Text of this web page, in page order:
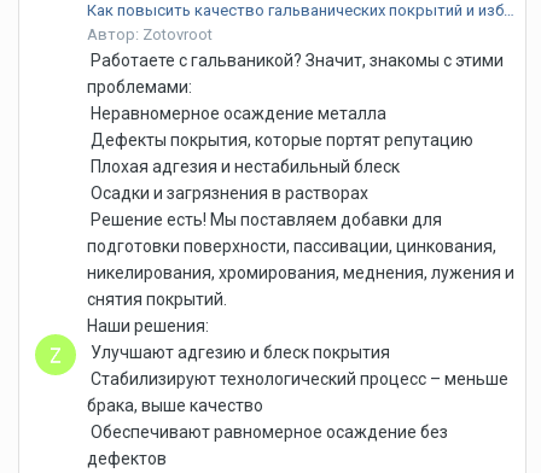
Как повысить качество гальванических покрытий и избавиться от брака?
Автор: Zotovroot
Работаете с гальваникой? Значит, знакомы с этими
проблемами:
Неравномерное осаждение металла
Дефекты покрытия, которые портят репутацию
Плохая адгезия и нестабильный блеск
Осадки и загрязнения в растворах
Решение есть! Мы поставляем добавки для
подготовки поверхности, пассивации, цинкования,
никелирования, хромирования, меднения, лужения и
снятия покрытий.
Наши решения:
Улучшают адгезию и блеск покрытия
Стабилизируют технологический процесс – меньше
брака, выше качество
Обеспечивают равномерное осаждение без
дефектов